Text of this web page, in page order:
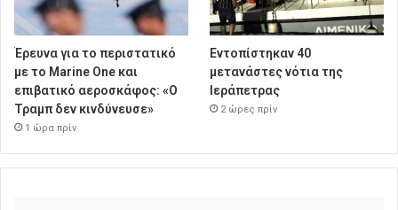
Έρευνα για το περιστατικό
με το Marine One και
επιβατικό αεροσκάφος: «Ο
Τραμπ δεν κινδύνευσε»
1 ώρα πρίν
Εντοπίστηκαν 40
μετανάστες νότια της
Ιεράπετρας
2 ώρες πρίν